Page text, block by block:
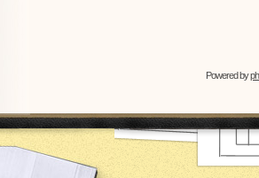
Powered by